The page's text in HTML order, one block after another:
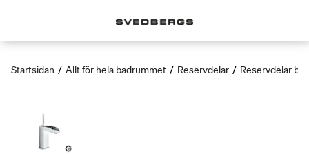
Startsidan / Allt för hela badrummet / Reservdelar / Reservdelar